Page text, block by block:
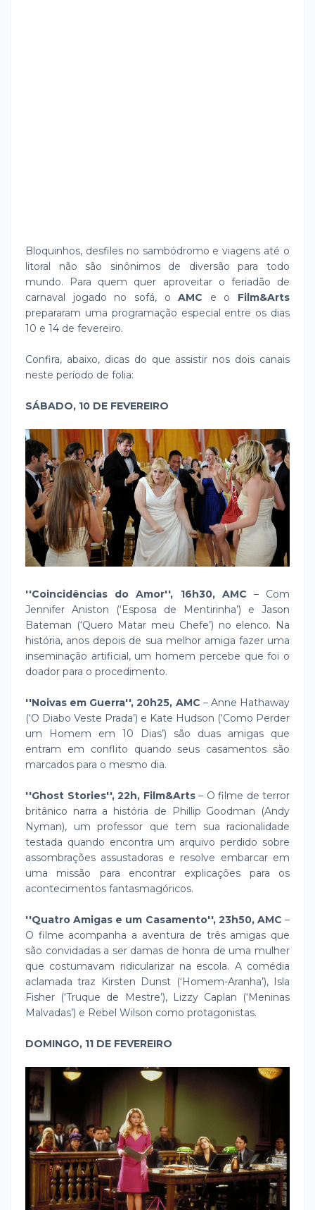
Bloquinhos, desfiles no sambódromo e viagens até o
litoral não são sinônimos de diversão para todo
mundo. Para quem quer aproveitar o feriadão de
carnaval jogado no sofá, oAMC e o Film&Arts
prepararam uma programação especial entre os dias
10 e 14 de fevereiro.
Confira, abaixo, dicas do que assistir nos dois canais
neste período de folia:
SÁBADO, 10 DE FEVEREIRO
''Coincidências do Amor'', 16h30, AMC – Com
Jennifer Aniston (‘Esposa de Mentirinha’) e Jason
Bateman (‘Quero Matar meu Chefe’) no elenco. Na
história, anos depois de sua melhor amiga fazer uma
inseminação artificial, um homem percebe que foi o
doador para o procedimento.
''Noivas em Guerra'', 20h25, AMC – Anne Hathaway
(‘O Diabo Veste Prada’) e Kate Hudson (‘Como Perder
um Homem em 10 Dias’) são duas amigas que
entram em conflito quando seus casamentos são
marcados para o mesmo dia.
''Ghost Stories'', 22h, Film&Arts– O filme de terror
britânico narra a história de Phillip Goodman (Andy
Nyman), um professor que tem sua racionalidade
testada quando encontra um arquivo perdido sobre
assombrações assustadoras e resolve embarcar em
uma missão para encontrar explicações para os
acontecimentos fantasmagóricos.
''Quatro Amigas e um Casamento'', 23h50, AMC –
O filme acompanha a aventura de três amigas que
são convidadas a ser damas de honra de uma mulher
que costumavam ridicularizar na escola. A comédia
aclamada traz Kirsten Dunst (‘Homem-Aranha’), Isla
Fisher (‘Truque de Mestre’), Lizzy Caplan (‘Meninas
Malvadas’) e Rebel Wilson como protagonistas.
DOMINGO, 11 DE FEVEREIRO